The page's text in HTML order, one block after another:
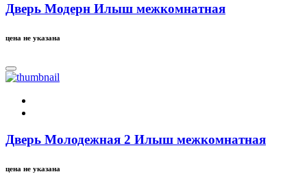
Дверь Модерн Илыш межкомнатная
цена не указана
Дверь Молодежная 2 Илыш межкомнатная
цена не указана